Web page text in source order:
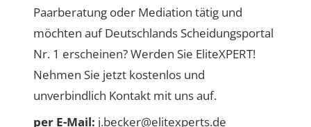
Paarberatung oder Mediation tätig und
möchten auf Deutschlands Scheidungsportal
Nr. 1 erscheinen? Werden Sie EliteXPERT!
Nehmen Sie jetzt kostenlos und
unverbindlich Kontakt mit uns auf.
per E-Mail: j.becker@elitexperts.de